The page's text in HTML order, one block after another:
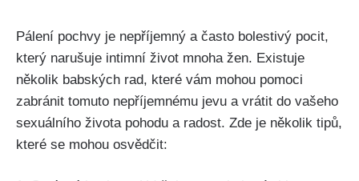
Pálení pochvy je nepříjemný a často bolestivý pocit,
který narušuje intimní život mnoha žen.⁢ Existuje
několik ​babských rad, které vám mohou pomoci⁤
zabránit tomuto ‌nepříjemnému jevu a vrátit do ⁤vašeho
sexuálního života pohodu ‌a⁢ radost. Zde je‍ několik tipů,
které ⁤se mohou⁣ osvědčit: